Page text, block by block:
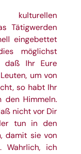
Tätigwerden
eingebettet
möglichst
daß Ihr Eure
um von
so habt Ihr
den Himmeln.
nicht vor Dir
tun in den
damit sie von
Wahrlich, ich